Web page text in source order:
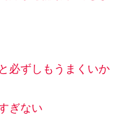
必ずしもうまくいか
ぎない